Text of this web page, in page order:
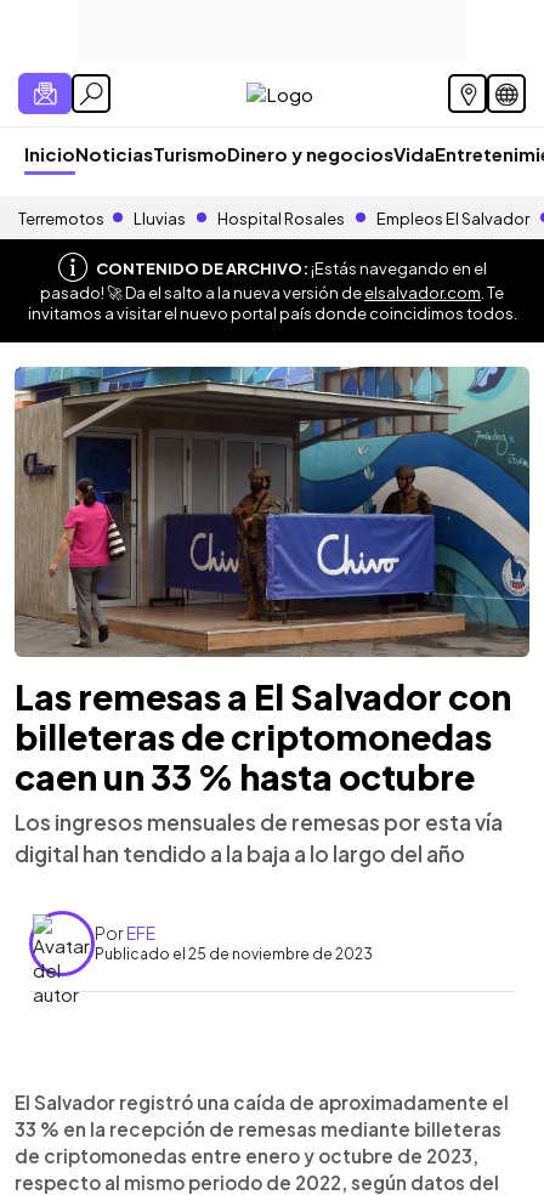
InicioNoticiasTurismoDinero y negociosVida
Terremotos Lluvias Hospital Rosales Empleos El Salvador
CONTENIDO DE ARCHIVO:¡Estás navegando en el
pasado! 🚀 Da el salto a la nueva versión deelsalvador.com . Te
invitamos a visitar el nuevo portal país donde coincidimos todos.
Las remesas a El Salvador con
billeteras de criptomonedas
caen un 33 % hasta octubre
Los ingresos mensuales de remesas por esta vía
digital han tendido a la baja a lo largo del año
PorEFE
Publicado el 25 de noviembre de 2023
Escuchar artículo
El Salvador registró una caída de aproximadamente el
33 % en la recepción de remesas mediante billeteras
de criptomonedas entre enero y octubre de 2023,
respecto al mismo periodo de 2022, según datos del